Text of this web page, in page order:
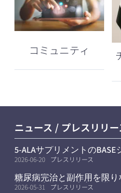
コミュニティ
ニュース / プレスリリー
5-ALAサプリメントの
しました
2026-06-20 プレスリリース
糖尿病完治と副作用を限
指す研究拠点が京都大学へ
2026-05-31 プレスリリース